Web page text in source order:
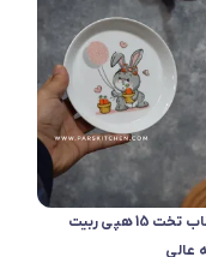
بشقاب تخت 15 هپی ربیت
عالی